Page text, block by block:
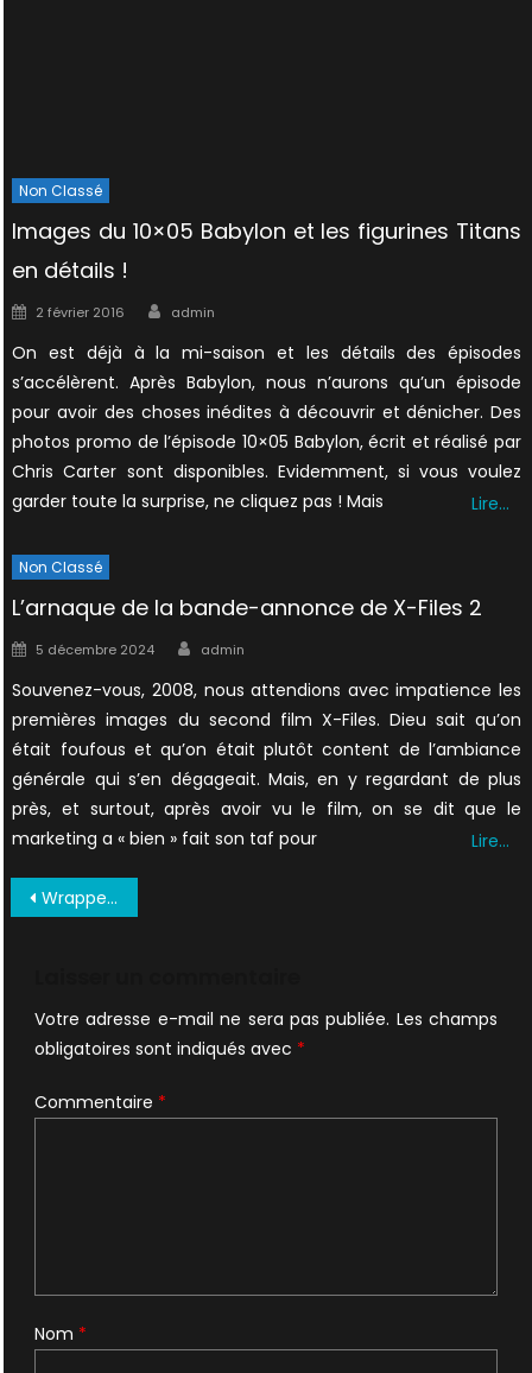
Non Classé
Images du 10×05 Babylon et les figurines Titans
en détails !
Posted
2 février 2016 Author
admin
On est déjà à la mi-saison et les détails des épisodes
s’accélèrent. Après Babylon, nous n’aurons qu’un épisode
pour avoir des choses inédites à découvrir et dénicher. Des
photos promo de l’épisode 10×05 Babylon, écrit et réalisé par
Chris Carter sont disponibles. Evidemment, si vous voulez
garder toute la surprise, ne cliquez pas ! Mais
Lire…
Non Classé
L’arnaque de la bande-annonce de X-Files 2
Posted
5 décembre 2024 Author
admin
Souvenez-vous, 2008, nous attendions avec impatience les
premières images du second film X-Files. Dieu sait qu’on
était foufous et qu’on était plutôt content de l’ambiance
générale qui s’en dégageait. Mais, en y regardant de plus
près, et surtout, après avoir vu le film, on se dit que le
marketing a « bien » fait son taf pour
Lire…
Navigation
WrappedInPlastic12c2cwin MillProductions1994yz1 0012
Votre adresse e-mail ne sera pas publiée. Les champs
obligatoires sont indiqués avec *
Commentaire *
Nom *